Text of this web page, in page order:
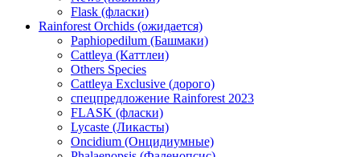
Flask (фласки)
Rainforest Orchids (ожидается)
Paphiopedilum (Башмаки)
Cattleya (Каттлеи)
Others Species
Cattleya Exclusive (дорого)
спецпредложение Rainforest 2023
FLASK (фласки)
Lycaste (Ликасты)
Oncidium (Онцидиумные)